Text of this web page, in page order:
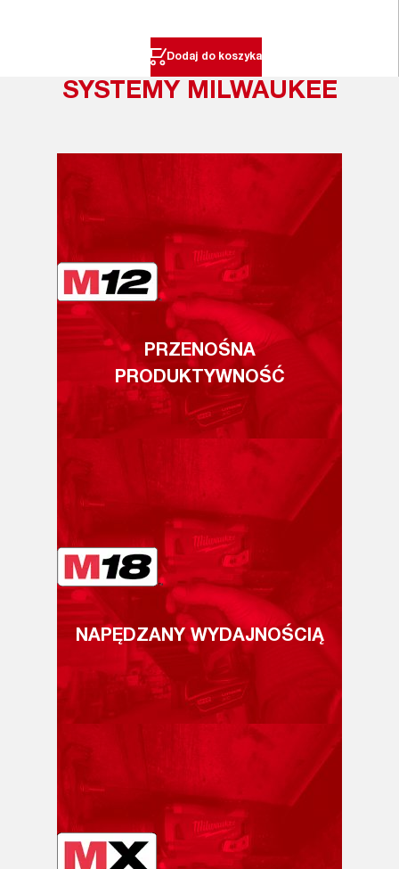
Dodaj do koszyka
SYSTEMY MILWAUKEE
PRZENOŚNA
PRODUKTYWNOŚĆ
NAPĘDZANY WYDAJNOŚCIĄ